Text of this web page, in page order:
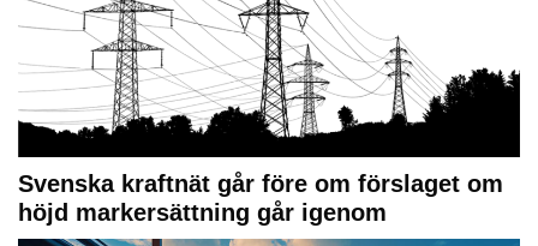
Svenska kraftnät går före om förslaget om
höjd markersättning går igenom